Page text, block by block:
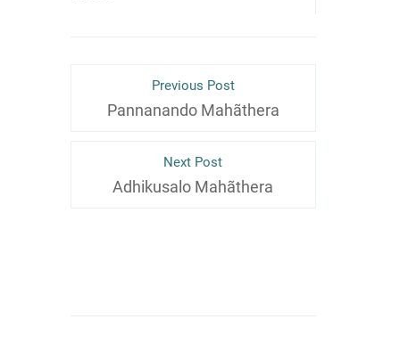
Previous Post
Pannanando Mahãthera
Next Post
Adhikusalo Mahãthera